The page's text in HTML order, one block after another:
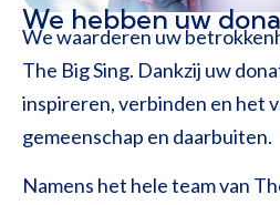
We hebben uw
We waarderen uw
The Big Sing. Dankzij uw
inspireren, verbinden en het
gemeenschap en daarbuiten.
Namens het hele team van